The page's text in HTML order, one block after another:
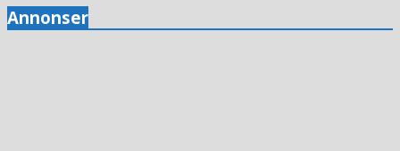
Annonser